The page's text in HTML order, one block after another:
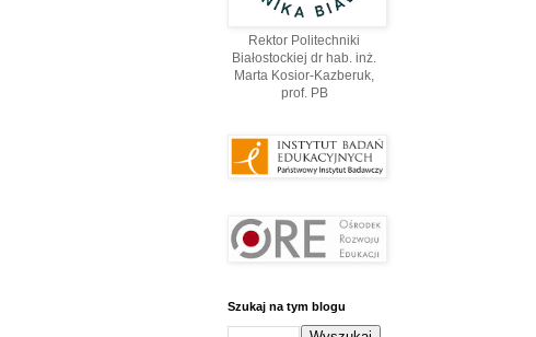
Rektor Politechniki
Białostockiej dr hab. inż.
Marta Kosior-Kazberuk,
prof. PВ
Szukaj na tym blogu